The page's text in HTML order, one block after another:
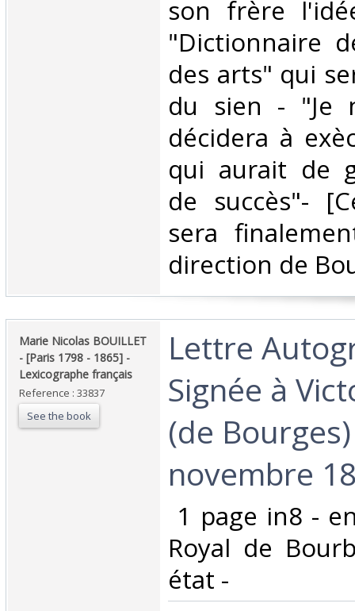
son frère
"Dictionnaire
des arts" qui
du sien - "Je
décidera à
qui aurait de
de succès"-
sera
direction de
‎Marie Nicolas BOUILLET
- [Paris 1798 - 1865] -
Lexicographe français‎
Reference : 33837
See the book
‎Lettre
Signée à
(de
novembre
1 page in8 -
Royal de
état -‎